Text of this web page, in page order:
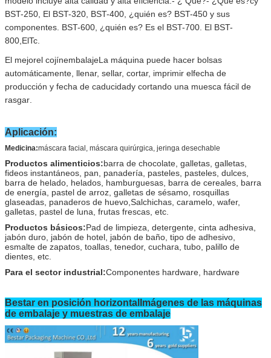
BST-250, El BST-320, BST-400, ¿quién es? BST-450 y sus
componentes. BST-600, ¿quién es? Es el BST-700. El BST-
800 ElTc
El mejorel cojínembalajeLa máquina puede hacer bolsas
automáticamente, llenar, sellar, cortar, imprimir elfecha de
producción y fecha de caducidady cortando una muesca fácil de
rasgar
Aplicación:
Medicina:máscara facial, máscara quirúrgica, jeringa desechable
Productos alimenticios:barra de chocolate, galletas, galletas,
fideos instantáneos, pan, panadería, pasteles, pasteles, dulces,
barra de helado, helados, hamburguesas, barra de cereales, barra
de energía, pastel de arroz, galletas de sésamo, rosquillas
glaseadas, panaderos de huevo,Salchichas, caramelo, wafer,
galletas, pastel de luna, frutas frescas, etc.
Productos básicos:Pad de limpieza, detergente, cinta adhesiva,
jabón duro, jabón de hotel, jabón de baño, tipo de adhesivo,
esmalte de zapatos, toallas, tenedor, cuchara, tubo, palillo de
dientes, etc.
Para el sector industrial:Componentes hardware, hardware
Bestar en posición horizontal Imágenes de las máquinas
de embalaje y muestras de embalaje